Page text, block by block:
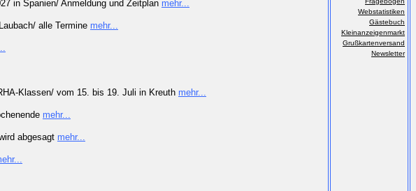
in Spanien/ Anmeldung und Zeitplan mehr...
alle Termine mehr...
Klassen/ vom 15. bis 19. Juli in Kreuth mehr...
mehr...
abgesagt mehr...
Webstatistiken
Gästebuch
Kleinanzeigenmarkt
Grußkartenversand
Newsletter